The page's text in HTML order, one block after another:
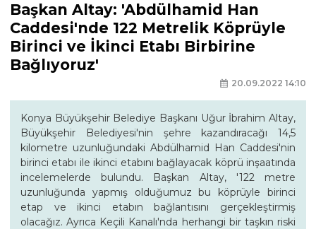
Başkan Altay: 'Abdülhamid Han
Caddesi'nde 122 Metrelik Köprüyle
Birinci ve İkinci Etabı Birbirine
Bağlıyoruz'
20.09.2022 14:10
Konya Büyükşehir Belediye Başkanı Uğur İbrahim Altay,
Büyükşehir Belediyesi'nin şehre kazandıracağı 14,5
kilometre uzunluğundaki Abdülhamid Han Caddesi'nin
birinci etabı ile ikinci etabını bağlayacak köprü inşaatında
incelemelerde bulundu. Başkan Altay, '122 metre
uzunluğunda yapmış olduğumuz bu köprüyle birinci
etap ve ikinci etabın bağlantısını gerçekleştirmiş
olacağız. Ayrıca Keçili Kanalı'nda herhangi bir taşkın riski